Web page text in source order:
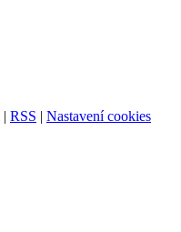
| RSS | Nastavení cookies